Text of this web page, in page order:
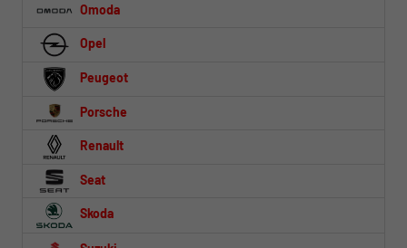
Omoda
Opel
Peugeot
Porsche
Renault
Seat
Skoda